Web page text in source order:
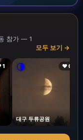
참가 — 1
모두 보기 →
1 🌗 ❤ 0
대구 두류공원